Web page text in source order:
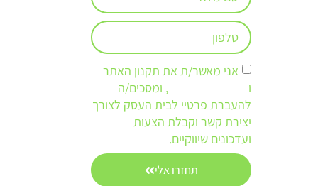
אני מאשר/ת את תקנון האתר
ו
, ומסכים/ה
להעברת פרטיי לבית העסק לצורך
יצירת קשר וקבלת הצעות
ועדכונים שיווקיים.
תחזרו אלי